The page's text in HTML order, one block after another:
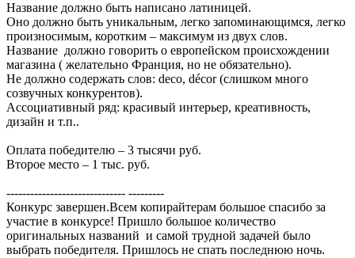
Название должно быть написано латиницей.
Оно должно быть уникальным, легко запоминающимся, легко
произносимым, коротким – максимум из двух слов.
Название должно говорить о европейском происхождении
магазина ( желательно Франция, но не обязательно).
Не должно содержать слов: deco, décor (слишком много
созвучных конкурентов).
Ассоциативный ряд: красивый интерьер, креативность,
дизайн и т.п..
Оплата победителю – 3 тысячи руб.
Второе место – 1 тыс. руб.
------------------------------ ---------
Конкурс завершен.Всем копирайтерам большое спасибо за
участие в конкурсе! Пришло большое количество
оригинальных названий и самой трудной задачей было
выбрать победителя. Пришлось не спать последнюю ночь.